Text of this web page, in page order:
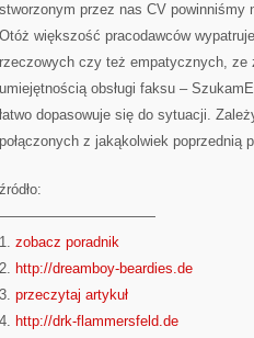
stworzonym przez nas CV powinniśmy
Otóż większość pracodawców
rzeczowych czy też empatycznych, ze
umiejętnością obsługi faksu –
łatwo dopasowuje się do sytuacji.
połączonych z jakąkolwiek poprzednią
źródło:
———————————
1. zobacz poradnik
2. http://dreamboy-beardies.de
3. przeczytaj artykuł
4. http://drk-flammersfeld.de